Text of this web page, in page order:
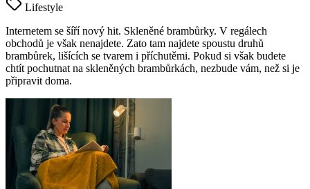
Lifestyle
Internetem se šíří nový hit. Skleněné brambůrky. V regálech
obchodů je však nenajdete. Zato tam najdete spoustu druhů
brambůrek, lišících se tvarem i příchutěmi. Pokud si však budete
chtít pochutnat na skleněných brambůrkách, nezbude vám, než si je
připravit doma.